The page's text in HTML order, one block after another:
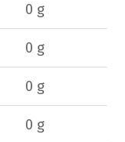
0 g
0 g
0 g
0 g